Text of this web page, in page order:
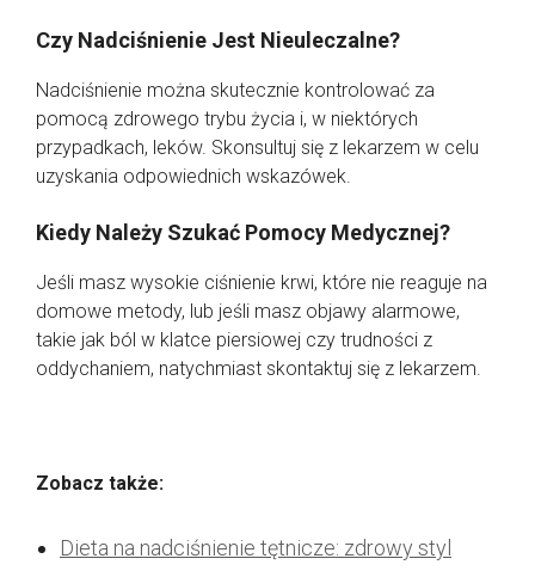
Czy Nadciśnienie Jest Nieuleczalne?
Nadciśnienie można skutecznie kontrolować za
pomocą zdrowego trybu życia i, w niektórych
przypadkach, leków. Skonsultuj się z lekarzem w celu
uzyskania odpowiednich wskazówek.
Kiedy Należy Szukać Pomocy Medycznej?
Jeśli masz wysokie ciśnienie krwi, które nie reaguje na
domowe metody, lub jeśli masz objawy alarmowe,
takie jak ból w klatce piersiowej czy trudności z
oddychaniem, natychmiast skontaktuj się z lekarzem.
Zobacz także:
Dieta na nadciśnienie tętnicze: zdrowy styl